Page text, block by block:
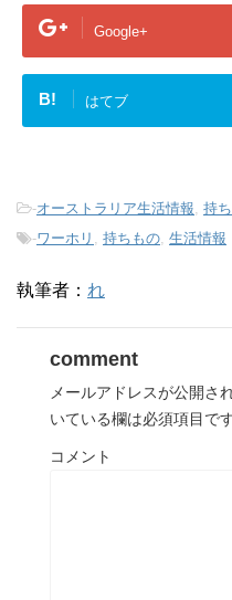
Google+
B! はてブ
-オーストラリア生活情報, 持
-ワーホリ , 持ちもの, 生活情報
執筆者： れ
comment
メールアドレスが公開さ
いている欄は必須項目で
コメント